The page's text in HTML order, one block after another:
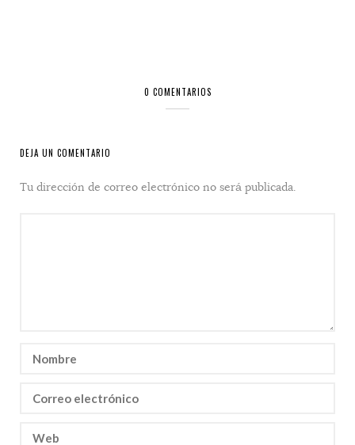
0 COMENTARIOS
DEJA UN COMENTARIO
Tu dirección de correo electrónico no será publicada.